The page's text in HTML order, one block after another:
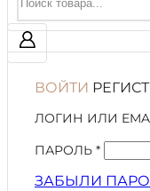
ВОЙТИ
ЛОГИН ИЛИ
ПАРОЛЬ *
ЗАБЫЛИ